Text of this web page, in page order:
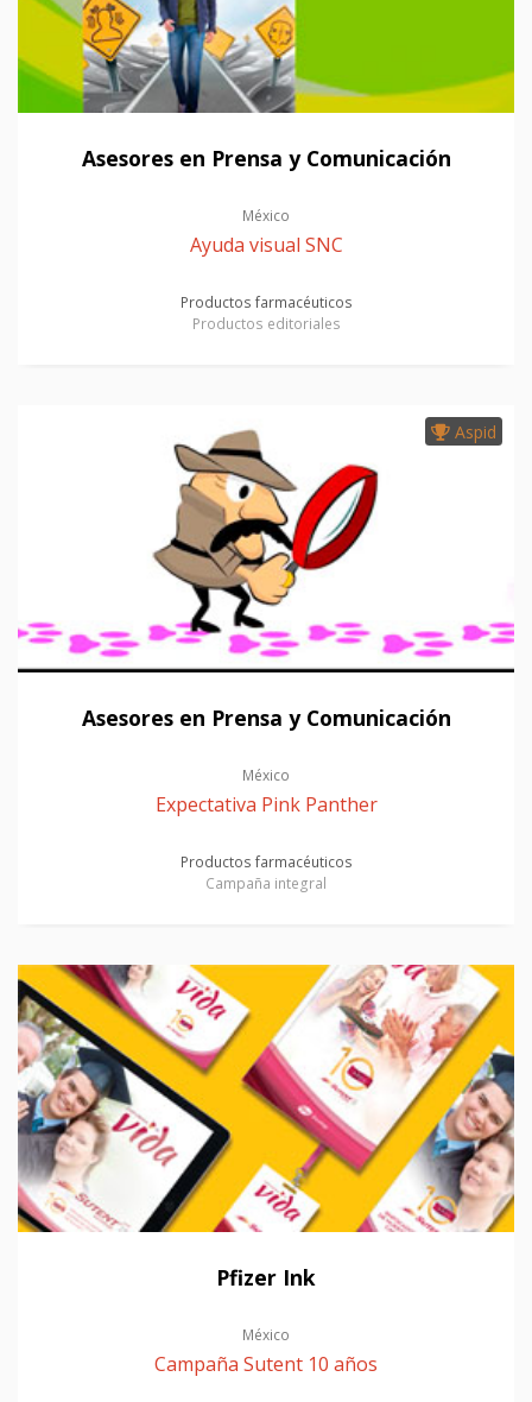
Asesores en Prensa y Comunicación
México
Ayuda visual SNC
Productos farmacéuticos
Productos editoriales
Aspid
Asesores en Prensa y Comunicación
México
Expectativa Pink Panther
Productos farmacéuticos
Campaña integral
Pfizer Ink
México
Campaña Sutent 10 años